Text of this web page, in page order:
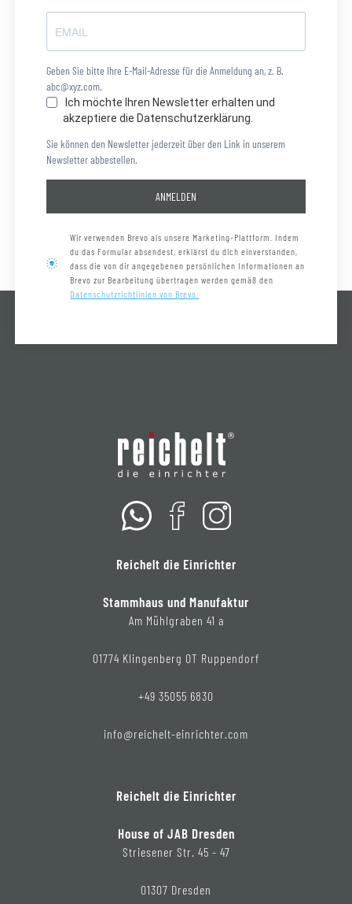
Geben Sie bitte Ihre E-Mail-Adresse für die Anmeldung an, z. B.
abc@xyz.com.
Ich möchte Ihren Newsletter erhalten und
akzeptiere die Datenschutzerklärung.
Sie können den Newsletter jederzeit über den Link in unserem
Newsletter abbestellen.
ANMELDEN
Wir verwenden Brevo als unsere Marketing-Plattform. Indem
du das Formular absendest, erklärst du dich einverstanden,
dass die von dir angegebenen persönlichen Informationen an
Brevo zur Bearbeitung übertragen werden gemäß den
Datenschutzrichtlinien von Brevo.
Reichelt die Einrichter
Stammhaus und Manufaktur
Am Mühlgraben 41 a
01774 Klingenberg OT Ruppendorf
+49 35055 6830
info@reichelt-einrichter.com
Reichelt die Einrichter
House of JAB Dresden
Striesener Str. 45 - 47
01307 Dresden